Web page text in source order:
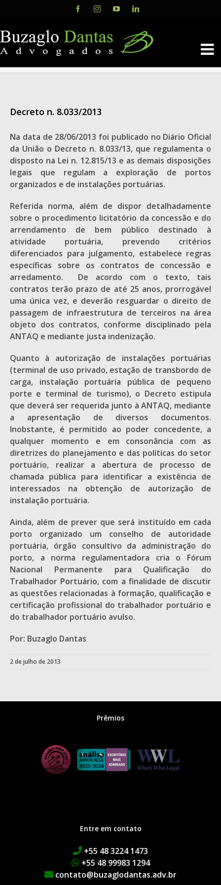
content
FacebookInstagramYouTubeLinkedIn
Decreto n. 8.033/2013
Na data de 28/06/2013 foi publicado no Diário Oficial
da União o Decreto n. 8.033/13, que regulamenta o
disposto na Lei n. 12.815/13 e as demais disposições
legais que regulam a exploração de portos
organizados e de instalações portuárias.
Referida norma, além de dispor detalhadamente
sobre o procedimento licitatório da concessão e do
arrendamento de bem público destinado à
atividade portuária, prevendo critérios
diferenciados para julgamento, estabelece regras
específicas sobre os contratos de concessão e
arredamento. De acordo com o texto, tais
contratos terão prazo de até 25 anos, prorrogável
uma única vez, e deverão resguardar o direito de
passagem de infraestrutura de terceiros na área
objeto dos contratos, conforme disciplinado pela
ANTAQ e mediante justa indenização.
Quanto à autorização de instalações portuárias
(terminal de uso privado, estação de transbordo de
carga, instalação portuária pública de pequeno
porte e terminal de turismo), o Decreto estipula
que deverá ser requerida junto à ANTAQ, mediante
a apresentação de diversos documentos.
Inobstante, é permitido ao poder concedente, a
qualquer momento e em consonância com as
diretrizes do planejamento e das políticas do setor
portuário, realizar a abertura de processo de
chamada pública para identificar a existência de
interessados na obtenção de autorização de
instalação portuária.
Ainda, além de prever que será instituído em cada
porto organizado um conselho de autoridade
portuária, órgão consultivo da administração do
porto, a norma regulamentadora cria o Fórum
Nacional Permanente para Qualificação do
Trabalhador Portuário, com a finalidade de discutir
as questões relacionadas à formação, qualificação e
certificação profissional do trabalhador portuário e
do trabalhador portuário avulso.
Por: Buzaglo Dantas
2 de julho de 2013
Prêmios
Entre em contato
+55 48 3224 1473
+55 48 99983 1294
contato@buzaglodantas.adv.br